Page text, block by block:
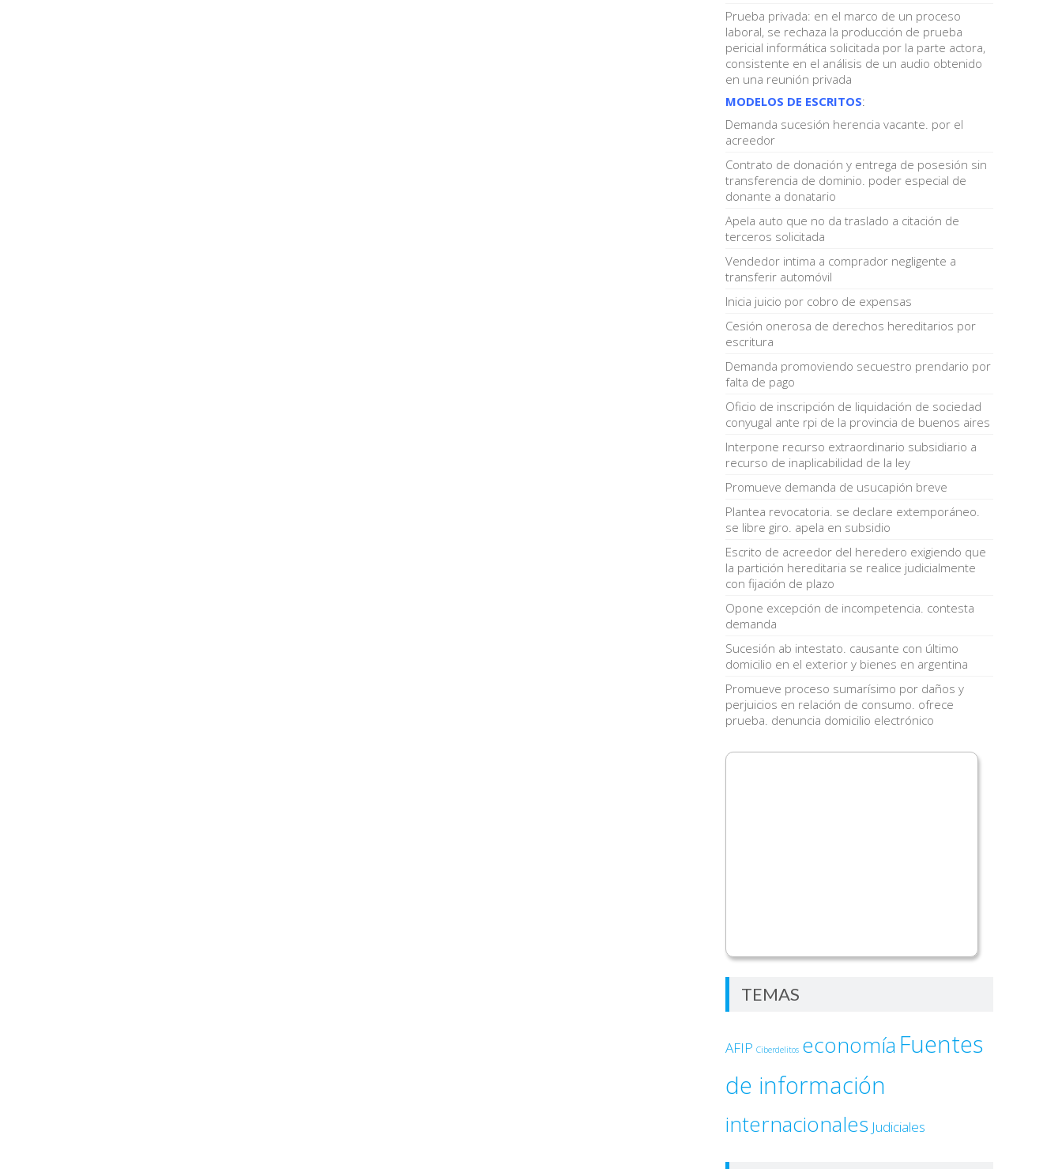
Prueba privada: en el marco de un proceso
laboral, se rechaza la producción de prueba
pericial informática solicitada por la parte actora,
consistente en el análisis de un audio obtenido
en una reunión privada
MODELOS DE ESCRITOS:
Demanda sucesión herencia vacante. por el
acreedor
Contrato de donación y entrega de posesión sin
transferencia de dominio. poder especial de
donante a donatario
Apela auto que no da traslado a citación de
terceros solicitada
Vendedor intima a comprador negligente a
transferir automóvil
Inicia juicio por cobro de expensas
Cesión onerosa de derechos hereditarios por
escritura
Demanda promoviendo secuestro prendario por
falta de pago
Oficio de inscripción de liquidación de sociedad
conyugal ante rpi de la provincia de buenos aires
Interpone recurso extraordinario subsidiario a
recurso de inaplicabilidad de la ley
Promueve demanda de usucapión breve
Plantea revocatoria. se declare extemporáneo.
se libre giro. apela en subsidio
Escrito de acreedor del heredero exigiendo que
la partición hereditaria se realice judicialmente
con fijación de plazo
Opone excepción de incompetencia. contesta
demanda
Sucesión ab intestato. causante con último
domicilio en el exterior y bienes en argentina
Promueve proceso sumarísimo por daños y
perjuicios en relación de consumo. ofrece
prueba. denuncia domicilio electrónico
TEMAS
AFIP Ciberdelitos economía Fuentes
de información
internacionales Judiciales